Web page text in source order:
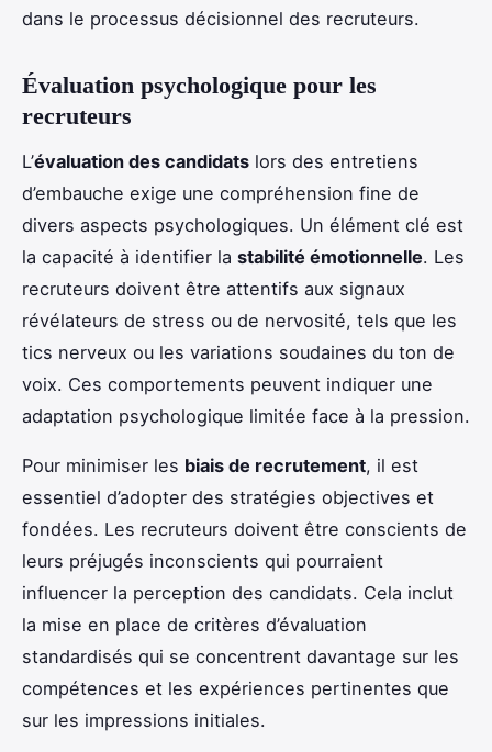
dans le processus décisionnel des recruteurs.
Évaluation psychologique pour les
recruteurs
L’évaluation des candidats lors des entretiens
d’embauche exige une compréhension fine de
divers aspects psychologiques. Un élément clé est
la capacité à identifier la stabilité émotionnelle. Les
recruteurs doivent être attentifs aux signaux
révélateurs de stress ou de nervosité, tels que les
tics nerveux ou les variations soudaines du ton de
voix. Ces comportements peuvent indiquer une
adaptation psychologique limitée face à la pression.
Pour minimiser les biais de recrutement, il est
essentiel d’adopter des stratégies objectives et
fondées. Les recruteurs doivent être conscients de
leurs préjugés inconscients qui pourraient
influencer la perception des candidats. Cela inclut
la mise en place de critères d’évaluation
standardisés qui se concentrent davantage sur les
compétences et les expériences pertinentes que
sur les impressions initiales.